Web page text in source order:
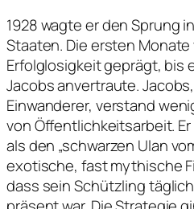
1928 wagte er den Sprung
Staaten. Die ersten Monate
Erfolglosigkeit geprägt, bis
Jacobs anvertraute.
Einwanderer, verstand
von Öffentlichkeitsarbeit.
als den „schwarzen Ulan
exotische, fast mythische
dass sein Schützling